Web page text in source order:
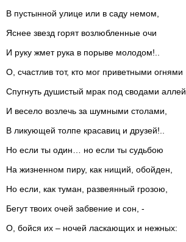
В пустынной улице или в саду немом,
Яснее звезд горят возлюбленные очи
И руку жмет рука в порыве молодом!..
О, счастлив тот, кто мог приветными огнями
Спугнуть душистый мрак под сводами аллей
И весело возлечь за шумными столами,
В ликующей толпе красавиц и друзей!..
Но если ты один… но если ты судьбою
На жизненном пиру, как нищий, обойден,
Но если, как туман, развеянный грозою,
Бегут твоих очей забвение и сон, -
О, бойся их – ночей ласкающих и нежных: